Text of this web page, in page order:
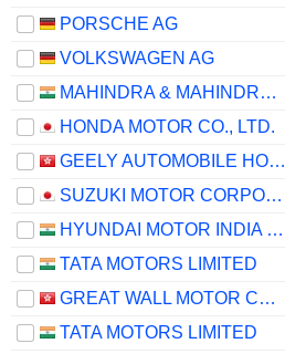
PORSCHE AG
VOLKSWAGEN AG
MAHINDRA & MAHINDRA LIMITED
HONDA MOTOR CO., LTD.
GEELY AUTOMOBILE HOLDINGS LIMITED
SUZUKI MOTOR CORPORATION
HYUNDAI MOTOR INDIA LIMITED
TATA MOTORS LIMITED
GREAT WALL MOTOR COMPANY LIMITED
TATA MOTORS LIMITED